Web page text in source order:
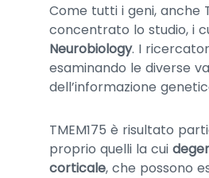
Come tutti i geni, anche
concentrato lo studio, i
Neurobiology. I
esaminando le diverse
dell’informazione
TMEM175 è risultato
proprio quelli la cui
corticale, che possono